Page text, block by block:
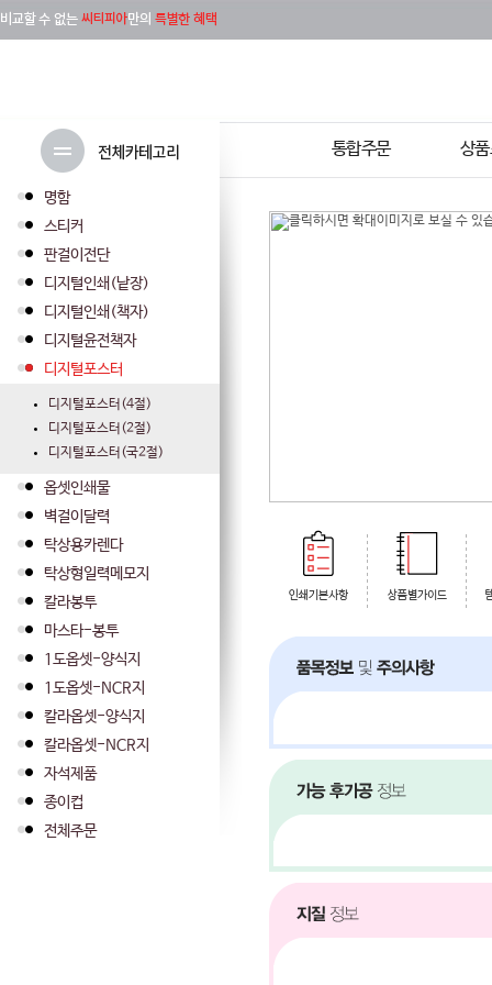
통합주문 상
명함
스티커
판걸이전단
디지털인쇄(낱장)
디지털인쇄(책자)
디지털윤전책자
디지털포스터
디지털포스터(4절)
디지털포스터(2절)
디지털포스터(국2절)
옵셋인쇄물
벽걸이달력
탁상용카렌다
탁상형일력메모지
칼라봉투
마스타-봉투
1도옵셋-양식지
1도옵셋-NCR지
칼라옵셋-양식지
칼라옵셋-NCR지
자석제품
종이컵
전체주문